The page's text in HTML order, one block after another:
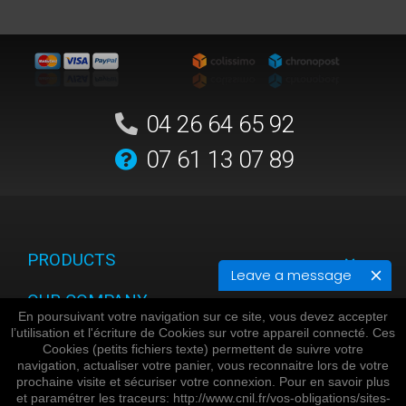
Leave a message
04 26 64 65 92
07 61 13 07 89
PRODUCTS
OUR COMPANY
YOUR ACCOUNT
STORE INFORMATION
En poursuivant votre navigation sur ce site, vous devez accepter
l’utilisation et l'écriture de Cookies sur votre appareil connecté. Ces
Cookies (petits fichiers texte) permettent de suivre votre
navigation, actualiser votre panier, vous reconnaitre lors de votre
prochaine visite et sécuriser votre connexion. Pour en savoir plus
et paramétrer les traceurs: http://www.cnil.fr/vos-obligations/sites-